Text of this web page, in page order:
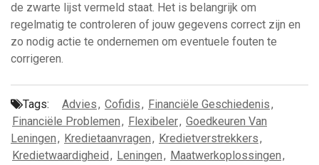
de zwarte lijst vermeld staat. Het is belangrijk om
regelmatig te controleren of jouw gegevens correct zijn en
zo nodig actie te ondernemen om eventuele fouten te
corrigeren.
Tags: Advies, Cofidis, Financiële Geschiedenis,
Financiële Problemen, Flexibeler, Goedkeuren Van
Leningen, Kredietaanvragen, Kredietverstrekkers,
Kredietwaardigheid, Leningen, Maatwerkoplossingen,